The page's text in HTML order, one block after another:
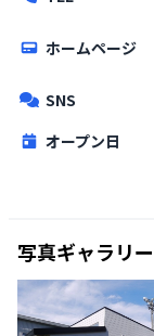
ホームページ
SNS
オープン日
写真ギャラリー